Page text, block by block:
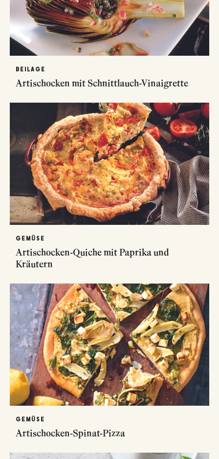
BEILAGE
Artischocken mit Schnittlauch-Vinaigrette
GEMÜSE
Artischocken-Quiche mit Paprika und
Kräutern
GEMÜSE
Artischocken-Spinat-Pizza